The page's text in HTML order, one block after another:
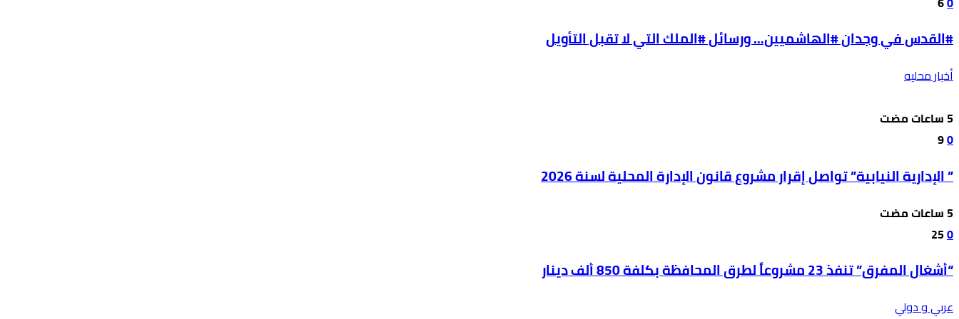
#القدس في وجدان #الهاشميين… ورسائل #الملك التي لا تقبل التأويل
أخبار محليه
0
9
” الإدارية النيابية” تواصل إقرار مشروع قانون الإدارة المحلية لسنة 2026
0
25
“أشغال المفرق” تنفذ 23 مشروعاً لطرق المحافظة بكلفة 850 ألف دينار
عربي و دولي